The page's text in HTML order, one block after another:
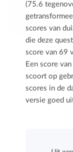
(75.6
scores van
die deze
score van 69
Een score
scoort op
scores in de
versie goed